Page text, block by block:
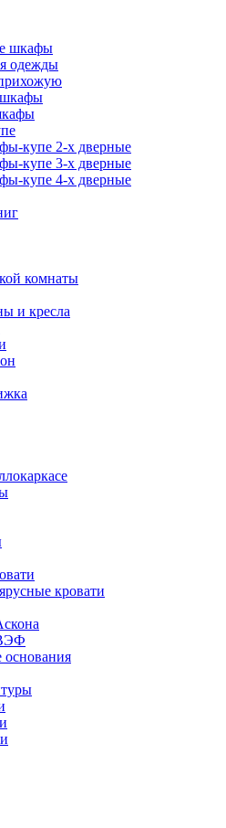
шкафы
одежды
купе 2-x дверные
купе 3-х дверные
купе 4-х дверные
комнаты
и кресла
кровати
основания